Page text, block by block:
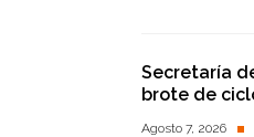
Secretaría
brote de
Agosto 7, 2026